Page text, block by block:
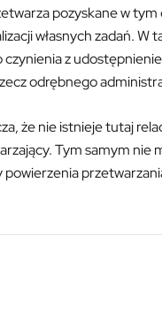
pozyskane w tym
własnych zadań. W
czynienia z
odrębnego
że nie istnieje tutaj
Tym samym nie
powierzenia